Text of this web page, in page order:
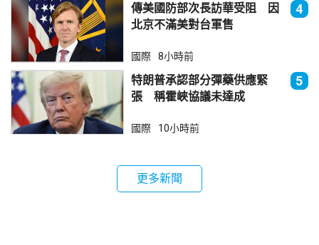
傳美國防部次長訪華受阻 因
北京不滿美對台軍售
4
國際 8小時前
特朗普承認部分彈藥供應緊
張 稱霍峽協議未達成
5
國際 10小時前
更多新聞